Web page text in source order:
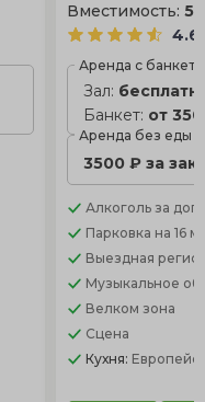
Вместимость:5
4.6
Аренда с
Зал:
Банкет: от
Аренда без еды
3500 ₽ за
Алкоголь за
Парковка на 16
Выездная
Музыкальное
Велком зона
Сцена
Кухня: